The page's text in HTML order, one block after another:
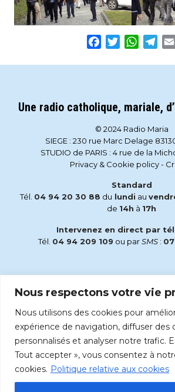
Nous respectons votre vie
Nous utilisons des cookies pour
expérience de navigation, diffuser des
personnalisés et analyser notre trafic.
Tout accepter », vous consentez à
cookies. Politique relative aux cookies
Facebook
Twitter
Une radio catholique, mariale,
© 2024 Radio Maria
SIEGE : 230 rue Marc Delage
STUDIO de PARIS : 4 rue de la
Privacy & Cookie policy-
Standard
Tél. 04 94 20 30 88 du lundi au
de 14h à 17h
Intervenez en direct par
Tél. 04 94 209 109 ou parSMS :
accueil@radiomaria.fr
Écoutez Radio Maria